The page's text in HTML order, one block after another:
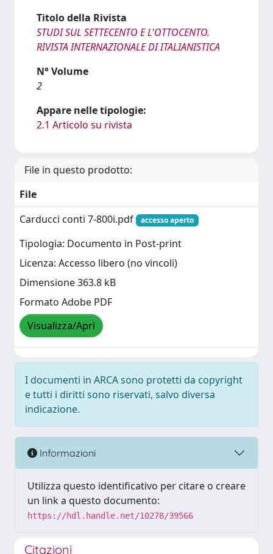
Titolo della Rivista
STUDI SUL SETTECENTO E L'OTTOCENTO.
RIVISTA INTERNAZIONALE DI ITALIANISTICA
N° Volume
2
Appare nelle tipologie:
2.1 Articolo su rivista
File in questo prodotto:
File
Carducci conti 7-800i.pdf
accesso aperto
Tipologia: Documento in Post-print
Licenza: Accesso libero (no vincoli)
Dimensione 363.8 kB
Formato Adobe PDF
Visualizza/Apri
I documenti in ARCA sono protetti da copyright
e tutti i diritti sono riservati, salvo diversa
indicazione.
Informazioni
Utilizza questo identificativo per citare o creare
un link a questo documento:
https://hdl.handle.net/10278/39566
Citazioni